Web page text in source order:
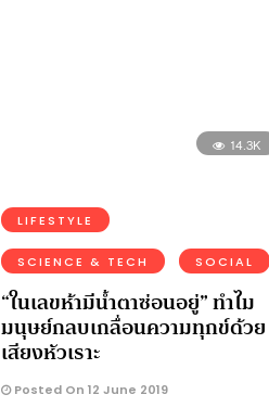
14.3K
LIFESTYLE
SCIENCE & TECH SOCIAL
“ในเลขห้ามีน้ำตาซ่อนอยู่” ทำไม
มนุษย์กลบเกลื่อนความทุกข์ด้วย
เสียงหัวเราะ
Posted On 12 June 2019